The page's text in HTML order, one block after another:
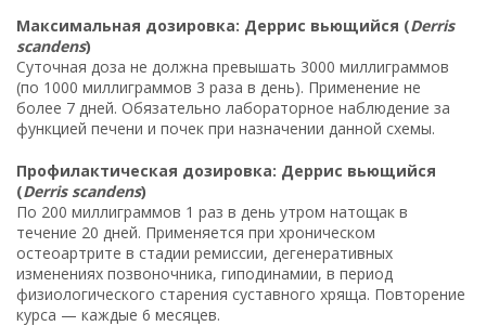
Максимальная дозировка: Деррис вьющийся (Derris
scandens)
Суточная доза не должна превышать 3000 миллиграммов
(по 1000 миллиграммов 3 раза в день). Применение не
более 7 дней. Обязательно лабораторное наблюдение за
функцией печени и почек при назначении данной схемы.
Профилактическая дозировка: Деррис вьющийся
(Derris scandens)
По 200 миллиграммов 1 раз в день утром натощак в
течение 20 дней. Применяется при хроническом
остеоартрите в стадии ремиссии, дегенеративных
изменениях позвоночника, гиподинамии, в период
физиологического старения суставного хряща. Повторение
курса — каждые 6 месяцев.